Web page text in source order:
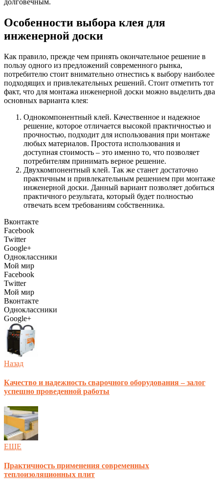
Особенности выбора клея для
инженерной доски
Как правило, прежде чем принять окончательное решение в
пользу одного из предложений современного рынка,
потребителю стоит внимательно отнестись к выбору наиболее
подходящих и привлекательных решений. Стоит отметить тот
факт, что для монтажа инженерной доски можно выделить два
основных варианта клея:
Однокомпонентный клей. Качественное и надежное
решение, которое отличается высокой практичностью и
прочностью, подходит для использования при монтаже
любых материалов. Простота использования и
доступная стоимость – это именно то, что позволяет
потребителям принимать верное решение.
Двухкомпонентный клей. Так же станет достаточно
практичным и привлекательным решением при монтаже
инженерной доски. Данный вариант позволяет добиться
практичного результата, который будет полностью
отвечать всем требованиям собственника.
Вконтакте
Facebook
Twitter
Google+
Одноклассники
Мой мир
Facebook
Twitter
Мой мир
Вконтакте
Одноклассники
Google+
Назад
Качество и надежность сварочного оборудования – залог
успешно проведенной работы
ЕЩЕ
Практичность применения современных
теплоизоляционных плит